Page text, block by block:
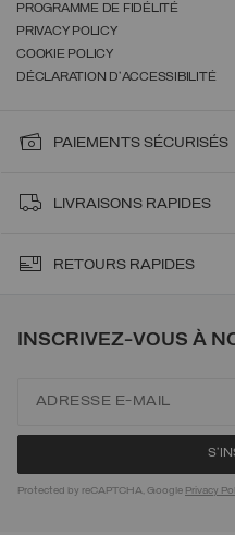
PROGRAMME DE FIDÉLITÉ
PRIVACY POLICY
COOKIE POLICY
DÉCLARATION D'ACCESSIBILITÉ
PAIEMENTS SÉCURISÉS
LIVRAISONS RAPIDES
RETOURS RAPIDES
INSCRIVEZ-VOUS À
Protected by reCAPTCHA, Google Privacy